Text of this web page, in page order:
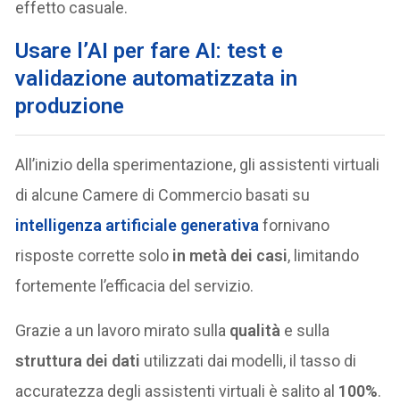
effetto casuale.
Usare l’AI per fare AI: test e
validazione automatizzata in
produzione
All’inizio della sperimentazione, gli assistenti virtuali
di alcune Camere di Commercio basati su
intelligenza artificiale generativa fornivano
risposte corrette solo in metà dei casi, limitando
fortemente l’efficacia del servizio.
Grazie a un lavoro mirato sulla qualità e sulla
struttura dei dati utilizzati dai modelli, il tasso di
accuratezza degli assistenti virtuali è salito al 100%.